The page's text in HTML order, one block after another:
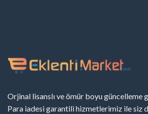
Orjinal lisanslı ve ömür boyu güncelleme
Para iadesi garantili hizmetlerimiz ile siz